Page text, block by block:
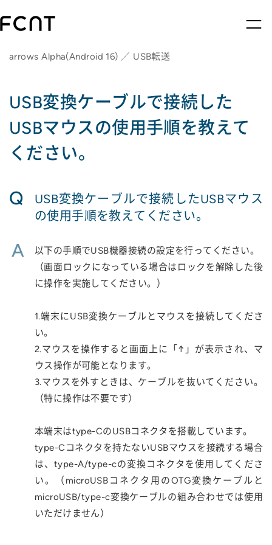
arrows Alpha(Android 16) ／ USB転送
USB変換ケーブルで接続した
USBマウスの使用手順を教えて
ください。
Q
USB変換ケーブルで接続したUSBマウス
の使用手順を教えてください。
A
以下の手順でUSB機器接続の設定を行ってください。
（画面ロックになっている場合はロックを解除した後
に操作を実施してください。）
1.端末にUSB変換ケーブルとマウスを接続してくださ
い。
2.マウスを操作すると画面上に「↑」が表示され、マ
ウス操作が可能となります。
3.マウスを外すときは、ケーブルを抜いてください。
（特に操作は不要です）
本端末はtype-CのUSBコネクタを搭載しています。
type-Cコネクタを持たないUSBマウスを接続する場合
は、type-A/type-cの変換コネクタを使用してくださ
い。（microUSBコネクタ用のOTG変換ケーブルと
microUSB/type-c変換ケーブルの組み合わせでは使用
いただけません）